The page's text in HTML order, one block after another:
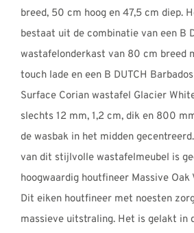
breed, 50 cm hoog en 47,5 cm diep.
bestaat uit de combinatie van een B
wastafelonderkast van 80 cm breed
touch lade en een B DUTCH
Surface Corian wastafel Glacier
slechts 12 mm, 1,2 cm, dik en 800
de wasbak in het midden
van dit stijlvolle wastafelmeubel is
hoogwaardig houtfineer Massive Oak
Dit eiken houtfineer met noesten
massieve uitstraling. Het is gelakt in